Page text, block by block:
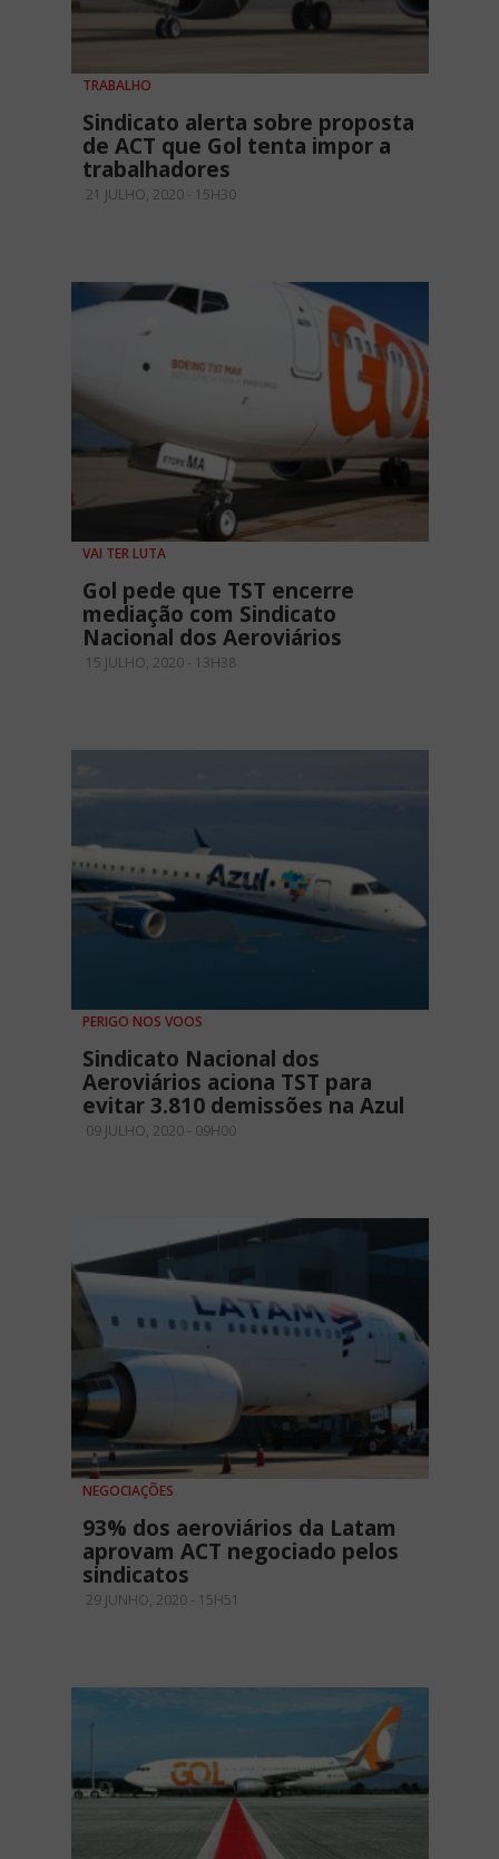
TRABALHO
Sindicato alerta sobre proposta
de ACT que Gol tenta impor a
trabalhadores
21 JULHO, 2020 - 15H30
VAI TER LUTA
Gol pede que TST encerre
mediação com Sindicato
Nacional dos Aeroviários
15 JULHO, 2020 - 13H38
PERIGO NOS VOOS
Sindicato Nacional dos
Aeroviários aciona TST para
evitar 3.810 demissões na Azul
09 JULHO, 2020 - 09H00
NEGOCIAÇÕES
93% dos aeroviários da Latam
aprovam ACT negociado pelos
sindicatos
29 JUNHO, 2020 - 15H51